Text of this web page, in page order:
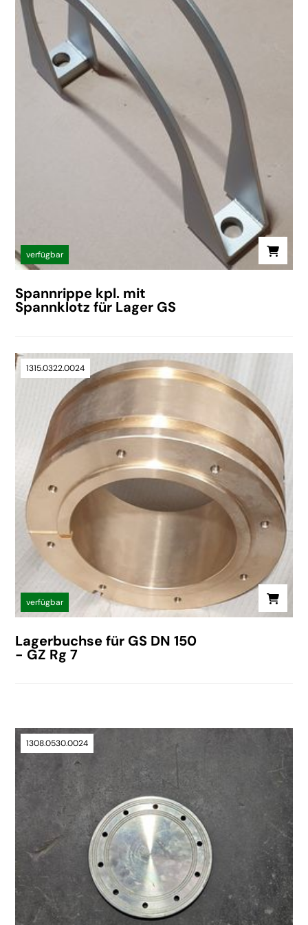
verfügbar
Spannrippe kpl. mit
Spannklotz für Lager GS
1315.0322.0024
verfügbar
Lagerbuchse für GS DN 150
- GZ Rg 7
1308.0530.0024